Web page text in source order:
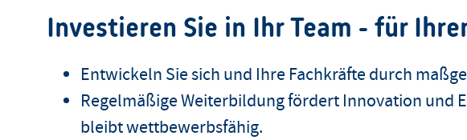
Investieren Sie in Ihr Team - für
Entwickeln Sie sich und Ihre Fachkräfte durch
Regelmäßige Weiterbildung fördert Innovation und
bleibt wettbewerbsfähig.